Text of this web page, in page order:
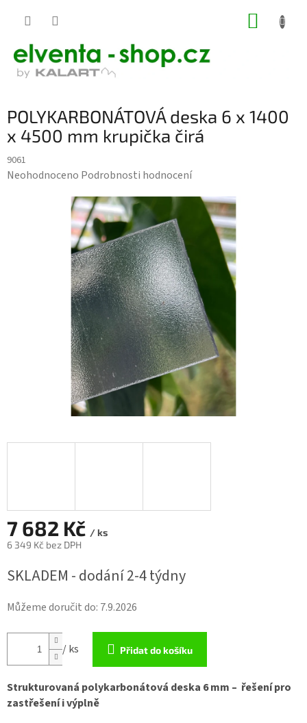
POLYKARBONÁTOVÁ deska 6 x 1400
x 4500 mm krupička čirá
9061
Průměrné
Neohodnoceno Podrobnosti hodnocení
7 682 Kč / ks
6 349 Kč bez DPH
cena:
SKLADEM - dodání 2-4 týdny
Můžeme doručit do: 7.9.2026
/ ks Přidat do košíku
Strukturovaná polykarbonátová deska 6 mm – řešení pro
zastřešení i výplně